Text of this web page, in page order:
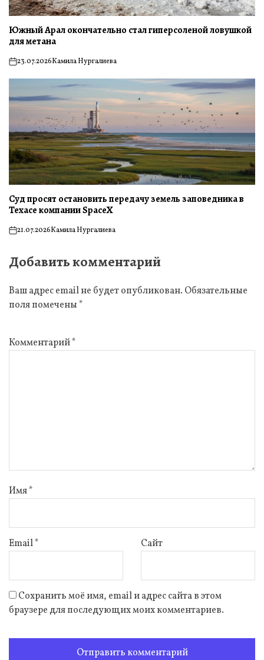
Южный Арал окончательно стал гиперсоленой ловушкой
для метана
on23.07.2026Камила Нургалиева
Суд просят остановить передачу земель заповедника в
Техасе компании SpaceX
on21.07.2026Камила Нургалиева
Добавить комментарий
Ваш адрес email не будет опубликован. Обязательные
поля помечены*
Комментарий*
Имя*
Email* Сайт
Сохранить моё имя, email и адрес сайта в этом
браузере для последующих моих комментариев.